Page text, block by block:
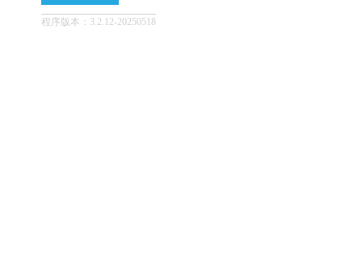
程序版本：3.2.12-20250518